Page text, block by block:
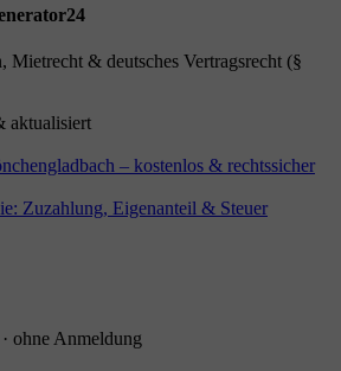
Mietrecht & deutsches Vertragsrecht (§
aktualisiert
– kostenlos & rechtssicher
Zuzahlung, Eigenanteil & Steuer
ohne Anmeldung